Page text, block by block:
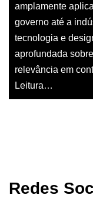
amplamente
governo até a
tecnologia e
aprofundada
relevância em
Leitura…
Redes